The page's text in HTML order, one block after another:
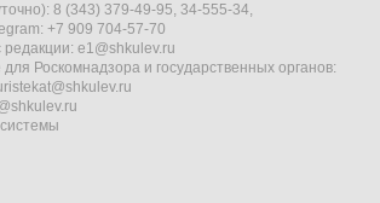
8 (343) 379-49-95, 34-555-34,
+7 909 704-57-70
e1@shkulev.ru
Роскомнадзора и государственных органов: